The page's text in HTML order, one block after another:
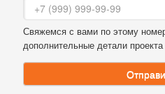
Свяжемся с вами по этому
дополнительные детали проекта